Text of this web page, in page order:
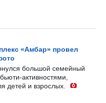
«Амбар» провел
большой семейный
активностями,
детей и взрослых.